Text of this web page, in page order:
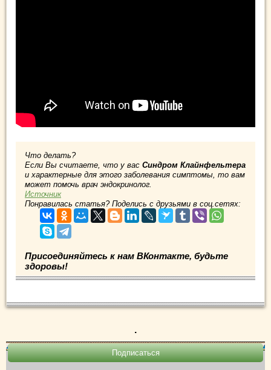
Что делать?
Если Вы считаете, что у вас Синдром Клайнфельтера
и характерные для этого заболевания симптомы, то вам
может помочь врач эндокринолог.
Источник
Понравилась статья? Поделись с друзьями в соц.сетях:
Присоединяйтесь к нам ВКонтакте, будьте
здоровы!
.